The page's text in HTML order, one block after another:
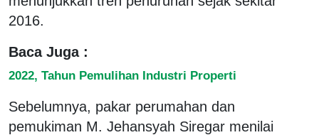
2016.
Baca Juga :
2022, Tahun Pemulihan Industri Properti
Sebelumnya, pakar perumahan dan
pemukiman M. Jehansyah Siregar menilai